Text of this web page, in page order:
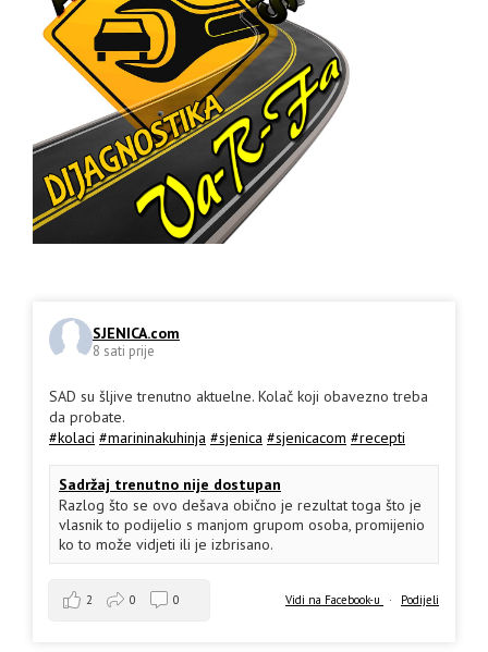
SJENICA.com
8 sati prije
SAD su šljive trenutno aktuelne. Kolač koji obavezno treba
da probate.
#kolaci #marininakuhinja #sjenica #sjenicacom #recepti
Sadržaj trenutno nije dostupan
Razlog što se ovo dešava obično je rezultat toga što je
vlasnik to podijelio s manjom grupom osoba, promijenio
ko to može vidjeti ili je izbrisano.
Vidi na Facebook-u · Podijeli
2 0 0